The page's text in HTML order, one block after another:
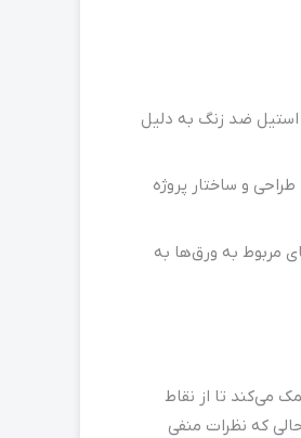
استیل ضد زنگ به دلیل
و ساختار پروژه
مربوط به ورق‌ها به
می‌کند تا از نقاط
که نظرات منفی